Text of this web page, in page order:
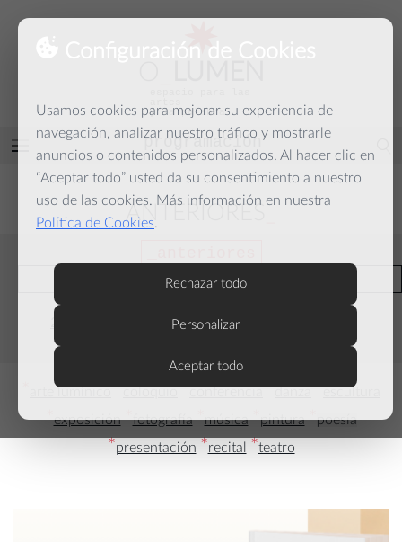
Configuración de Cookies
Usamos cookies para mejorar su experiencia de
navegación, analizar nuestro tráfico y mostrarle
anuncios o contenidos personalizados. Al hacer clic en
“Aceptar todo” usted da su consentimiento a nuestro
uso de las cookies. Más información en nuestra
Política de Cookies.
Rechazar todo
Personalizar
Aceptar todo
y la palabra
programación
ANTERIORES
actuales
2024
arte lumínico *coloquio *conferencia *danza *escultura
*exposición *fotografía *música *pintura *poesía
*presentación *recital *teatro